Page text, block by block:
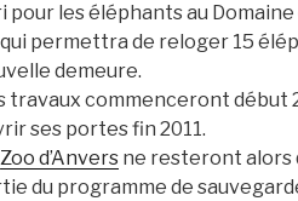
pour les éléphants au
permettra de reloger 15
demeure.
travaux commenceront début
ses portes fin 2011.
Zoo d’Anvers ne resteront alors
du programme de